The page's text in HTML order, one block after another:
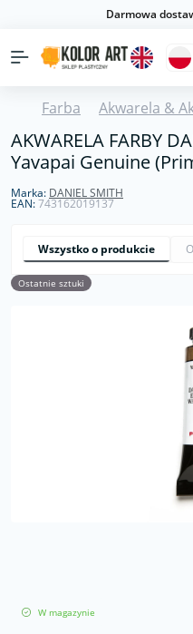
Darmowa
Farba Akwarela &
AKWARELA FARBY
Yavapai Genuine
Marka: DANIEL SMITH
EAN:743162019137
Wszystko o produkcie
Ostatnie sztuki
W magazynie